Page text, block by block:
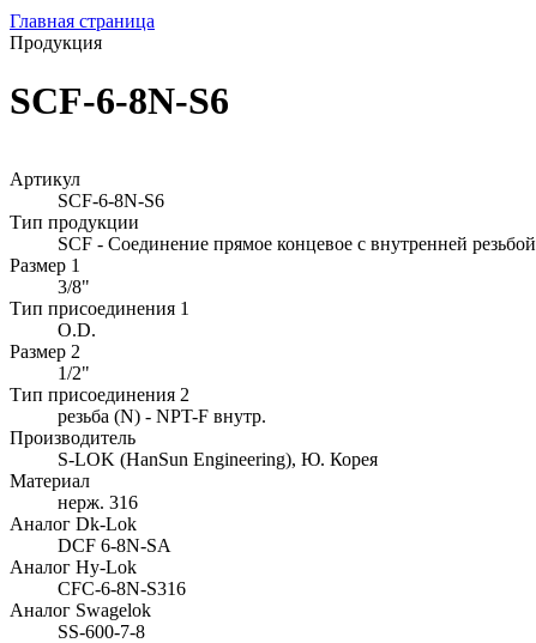
Главная страница
Продукция
SCF-6-8N-S6
Артикул
SCF-6-8N-S6
Тип продукции
SCF - Соединение прямое концевое с внутренней резьбой
Размер 1
3/8"
Тип присоединения 1
O.D.
Размер 2
1/2"
Тип присоединения 2
резьба (N) - NPT-F внутр.
Производитель
S-LOK (HanSun Engineering), Ю. Корея
Материал
нерж. 316
Аналог Dk-Lok
DCF 6-8N-SA
Аналог Hy-Lok
CFC-6-8N-S316
Аналог Swagelok
SS-600-7-8